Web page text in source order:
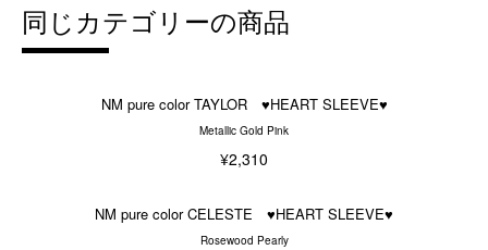
同じカテゴリーの商品
NM pure color TAYLOR ♥HEART SLEEVE♥
Metallic Gold Pink
¥2,310
NM pure color CELESTE ♥HEART SLEEVE♥
Rosewood Pearly